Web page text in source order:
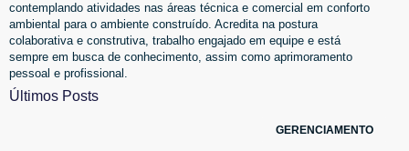
contemplando atividades nas áreas técnica e comercial em conforto
ambiental para o ambiente construído. Acredita na postura
colaborativa e construtiva, trabalho engajado em equipe e está
sempre em busca de conhecimento, assim como aprimoramento
pessoal e profissional.
Últimos Posts
GERENCIAMENTO